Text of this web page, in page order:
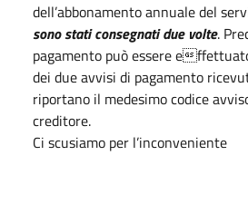
dell’abbonamento annuale del
sono stati consegnati due volte.
pagamento può essere e
dei due avvisi di pagamento
riportano il medesimo codice
creditore.
Ci scusiamo per l’inconveniente